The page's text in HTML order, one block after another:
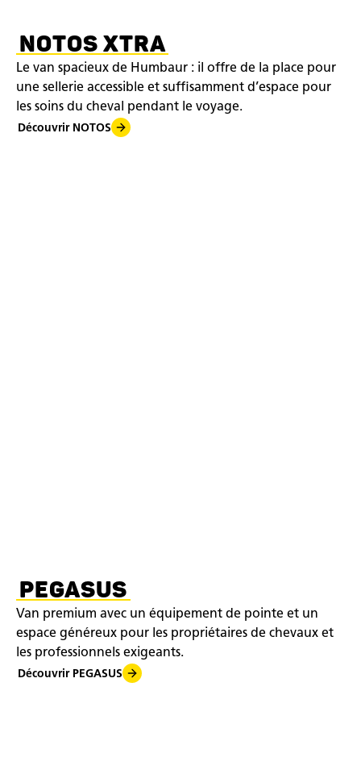
NOTOS XTRA
Le van spacieux de Humbaur : il offre de la place pour
une sellerie accessible et suffisamment d’espace pour
les soins du cheval pendant le voyage.
Découvrir NOTOS
PEGASUS
Van premium avec un équipement de pointe et un
espace généreux pour les propriétaires de chevaux et
les professionnels exigeants.
Découvrir PEGASUS